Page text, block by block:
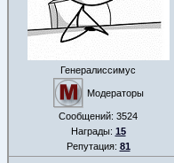
Генералиссимус
Модераторы
Сообщений: 3524
Награды: 15
Репутация: 81